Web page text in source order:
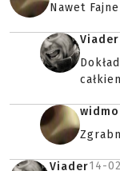
Nawet
Viader
widmo
Viader14-